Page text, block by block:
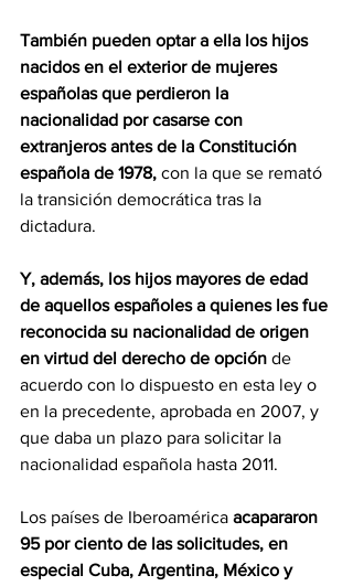
También pueden optar a ella los hijos
nacidos en el exterior de mujeres
españolas que perdieron la
nacionalidad por casarse con
extranjeros antes de la Constitución
española de 1978, con la que se remató
la transición democrática tras la
dictadura.
Y, además, los hijos mayores de edad
de aquellos españoles a quienes les fue
reconocida su nacionalidad de origen
en virtud del derecho de opción de
acuerdo con lo dispuesto en esta ley o
en la precedente, aprobada en 2007, y
que daba un plazo para solicitar la
nacionalidad española hasta 2011.
Los países de Iberoamérica acapararon
95 por ciento de las solicitudes, en
especial Cuba, Argentina, México y